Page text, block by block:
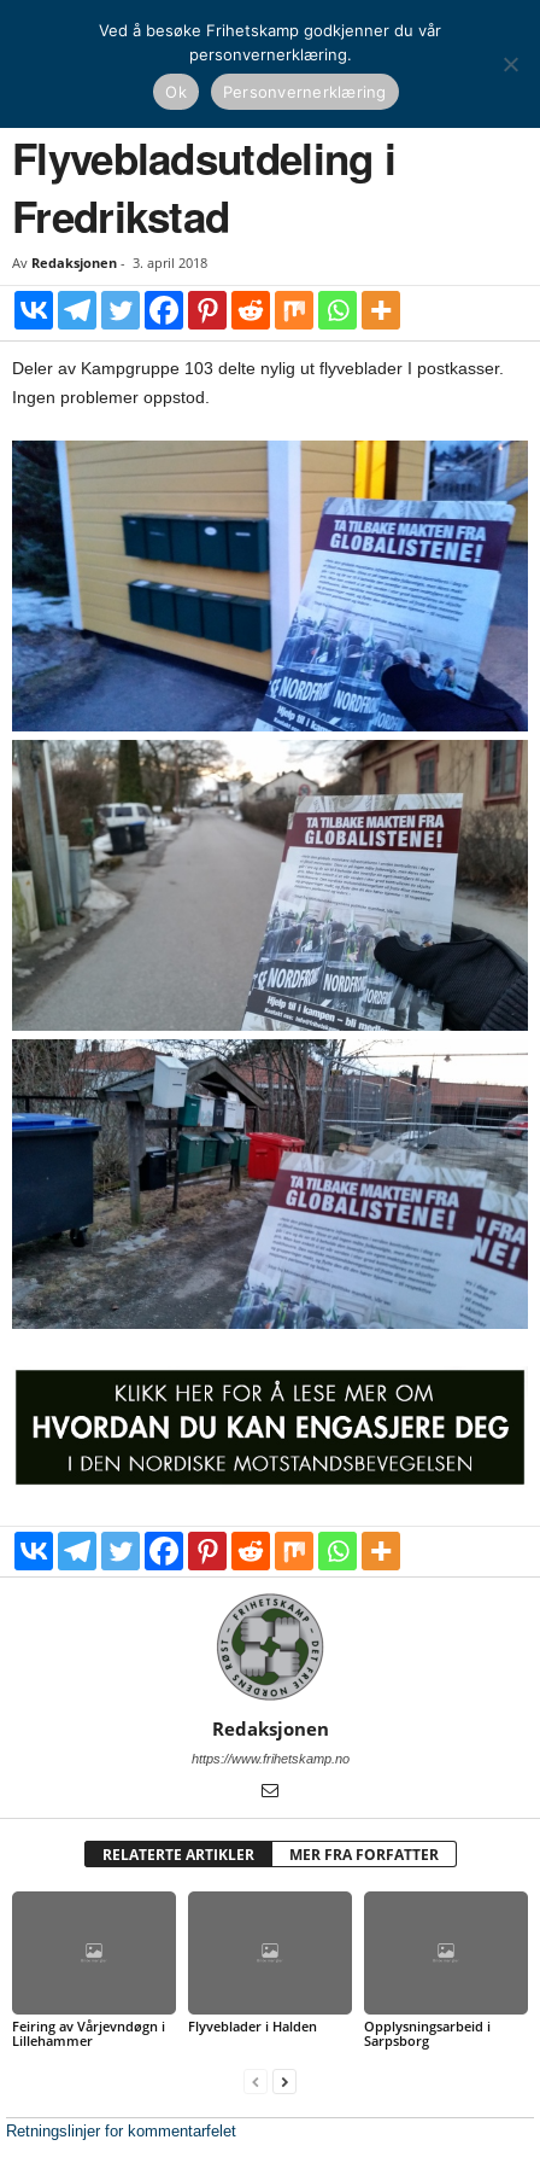
Flyvebladsutdeling i Fredrikstad
Flyvebladsutdeling i
Fredrikstad
Av Redaksjonen - 3. april 2018
Deler av Kampgruppe 103 delte nylig ut flyveblader I postkasser.
Ingen problemer oppstod.
Redaksjonen
https://www.frihetskamp.no
RELATERTE ARTIKLER MER FRA FORFATTER
Feiring av Vårjevndøgn i
Lillehammer
Flyveblader i Halden
Opplysningsarbeid i
Sarpsborg
Retningslinjer for kommentarfelet
Ved å besøke Frihetskamp godkjenner du vår
personvernerklæring.
Ok
Personvernerklæring